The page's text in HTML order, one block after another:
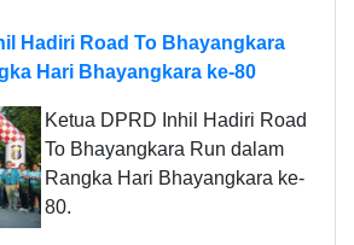
Hadiri Road To Bhayangkara
Hari Bhayangkara ke-80
Ketua DPRD Inhil Hadiri Road
To Bhayangkara Run dalam
Rangka Hari Bhayangkara ke-
80.